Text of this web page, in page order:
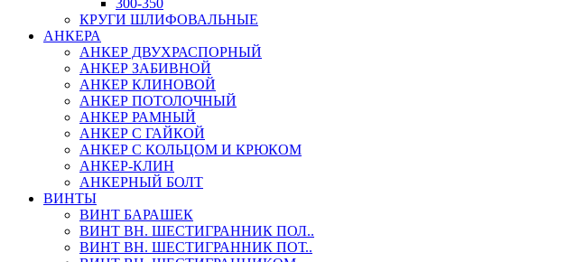
300-350
КРУГИ ШЛИФОВАЛЬНЫЕ
АНКЕРА
АНКЕР ДВУХРАСПОРНЫЙ
АНКЕР ЗАБИВНОЙ
АНКЕР КЛИНОВОЙ
АНКЕР ПОТОЛОЧНЫЙ
АНКЕР РАМНЫЙ
АНКЕР С ГАЙКОЙ
АНКЕР С КОЛЬЦОМ И КРЮКОМ
АНКЕР-КЛИН
АНКЕРНЫЙ БОЛТ
ВИНТЫ
ВИНТ БАРАШЕК
ВИНТ ВН. ШЕСТИГРАННИК ПОЛ..
ВИНТ ВН. ШЕСТИГРАННИК ПОТ..